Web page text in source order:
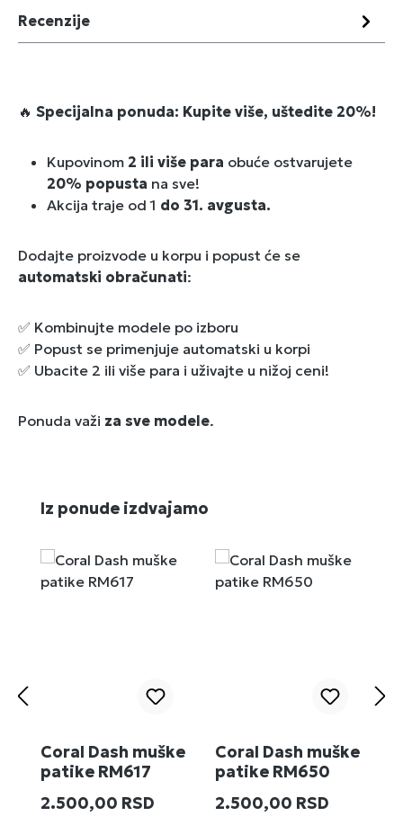
Recenzije
🔥 Specijalna ponuda: Kupite više, uštedite 20%!
Kupovinom 2 ili više para obuće ostvarujete
20% popusta na sve!
Akcija traje od 1 do 31. avgusta.
Dodajte proizvode u korpu i popust će se
automatski obračunati:
✅ Kombinujte modele po izboru
✅ Popust se primenjuje automatski u korpi
✅ Ubacite 2 ili više para i uživajte u nižoj ceni!
Ponuda važi za sve modele.
Preskoči galeriju proizvoda
Iz ponude izdvajamo
Coral Dash muške
patike RM617
Redovna cena:
2.500,00 RSD
Coral Dash muške
patike RM650
Redovna cena:
2.500,00 RSD